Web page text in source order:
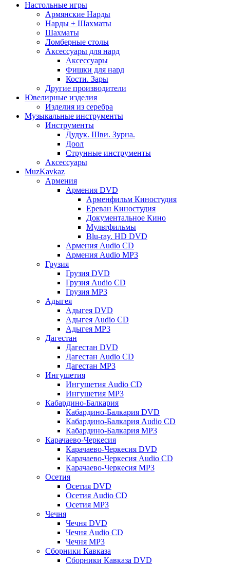
Настольные игры
Армянские Нарды
Нарды + Шахматы
Шахматы
Ломберные столы
Аксессуары для нард
Аксессуары
Фишки для нард
Кости. Зары
Другие производители
Ювелирные изделия
Изделия из серебра
Музыкальные инструменты
Инструменты
Дудук. Шви. Зурна.
Доол
Струнные инструменты
Аксессуары
MuzKavkaz
Армения
Армения DVD
Арменфильм Киностудия
Ереван Киностудия
Документальное Кино
Мультфильмы
Blu-ray. HD DVD
Армения Audio CD
Армения Audio MP3
Грузия
Грузия DVD
Грузия Audio CD
Грузия MP3
Адыгея
Адыгея DVD
Адыгея Audio CD
Адыгея MP3
Дагестан
Дагестан DVD
Дагестан Audio CD
Дагестан MP3
Ингушетия
Ингушетия Audio CD
Ингушетия MP3
Кабардино-Балкария
Кабардино-Балкария DVD
Кабардино-Балкария Audio CD
Кабардино-Балкария MP3
Карачаево-Черкесия
Карачаево-Черкесия DVD
Карачаево-Черкесия Audio CD
Карачаево-Черкесия MP3
Осетия
Осетия DVD
Осетия Audio CD
Осетия MP3
Чечня
Чечня DVD
Чечня Audio CD
Чечня MP3
Сборники Кавказа
Сборники Кавказа DVD